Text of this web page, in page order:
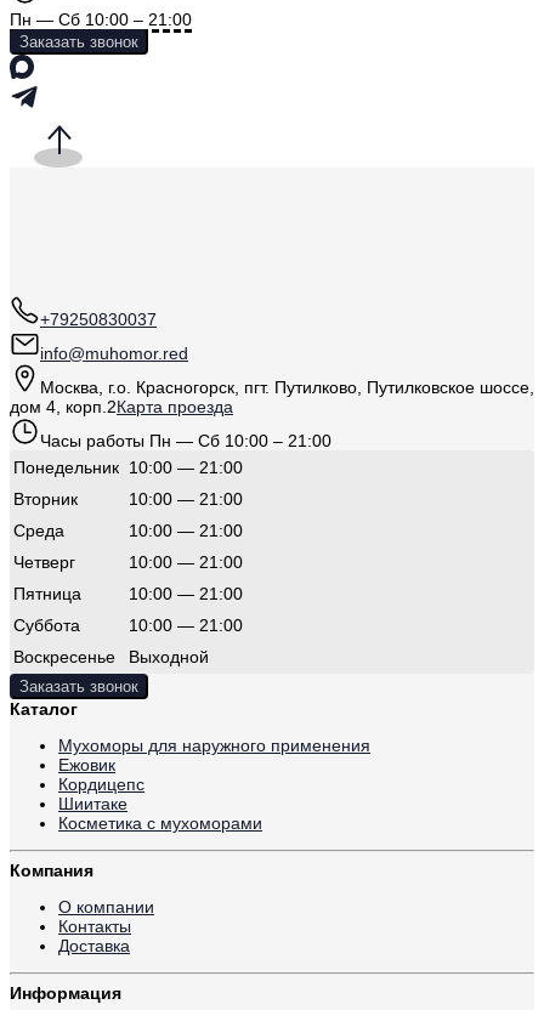
Пн — Сб 10:00 – 21:00
Заказать звонок
+79250830037
info@muhomor.red
Москва
г.о. Красногорск, пгт. Путилково, Путилковское шоссе,
дом 4, корп.2Карта проезда
Часы работы Пн — Сб 10:00 – 21:00
Понедельник 10:00 — 21:00
Вторник
10:00 — 21:00
Среда
10:00 — 21:00
Четверг
10:00 — 21:00
Пятница
10:00 — 21:00
Суббота
10:00 — 21:00
Воскресенье
Выходной
Заказать звонок
Каталог
Мухоморы для наружного применения
Ежовик
Кордицепс
Шиитаке
Косметика с мухоморами
Компания
О компании
Контакты
Доставка
Информация